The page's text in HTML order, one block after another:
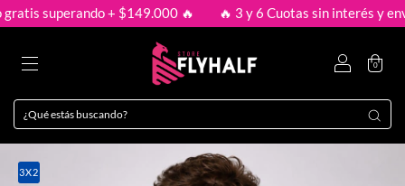
+ $149.000 🔥 🔥 3 y 6 Cuotas sin interés y envío
0
3X2